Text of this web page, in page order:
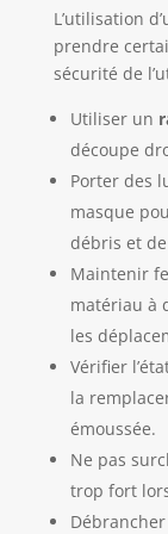
L’utilisation
prendre
sécurité de
Utiliser un
découpe
Porter des
masque
débris et
Maintenir
matériau à
les
Vérifier
la
émoussée.
Ne pas
trop fort